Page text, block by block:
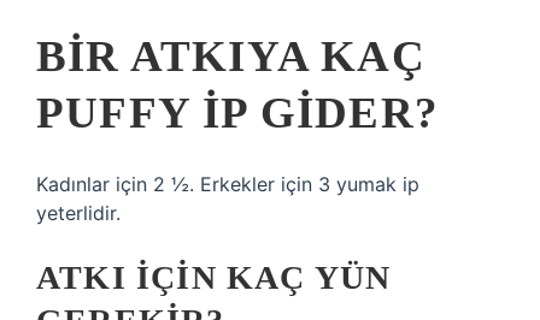
BIR ATKIYA KAÇ
PUFFY IP GIDER?
Kadınlar için 2 ½. Erkekler için 3 yumak ip
yeterlidir.
ATKI IÇIN KAÇ YÜN